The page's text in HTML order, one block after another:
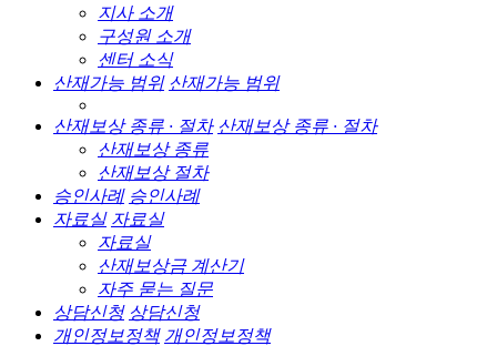
지사 소개
구성원 소개
센터 소식
산재가능 범위 산재가능 범위
산재보상 종류 · 절차 산재보상 종류 · 절차
산재보상 종류
산재보상 절차
승인사례 승인사례
자료실 자료실
자료실
산재보상금 계산기
자주 묻는 질문
상담신청 상담신청
개인정보정책 개인정보정책